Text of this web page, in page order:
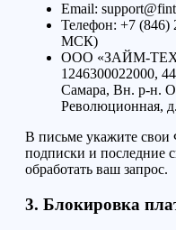
Email:
Телефон: +7 (846)
МСК)
ООО «ЗАЙМ-
1246300022000,
Самара, Вн. р-н.
Революционная,
В письме укажите
подписки и последние
обработать ваш запрос.
3. Блокировка